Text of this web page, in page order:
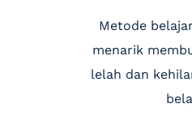
Metode
menarik
lelah dan